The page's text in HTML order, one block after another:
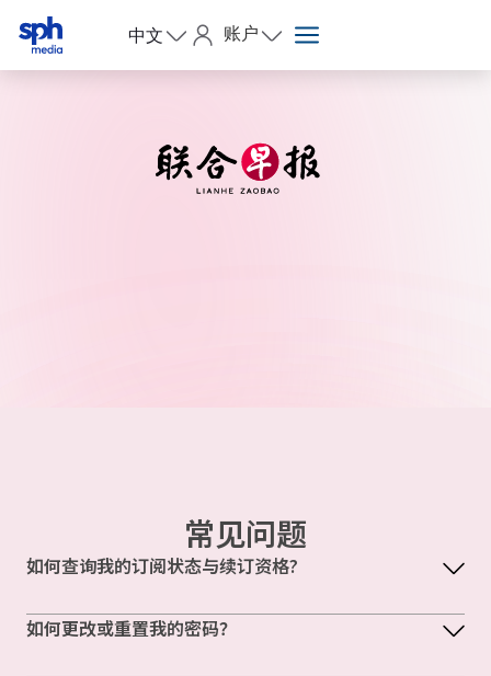
中文 账户
常见问题
如何查询我的订阅状态与续订资格?
如何更改或重置我的密码？